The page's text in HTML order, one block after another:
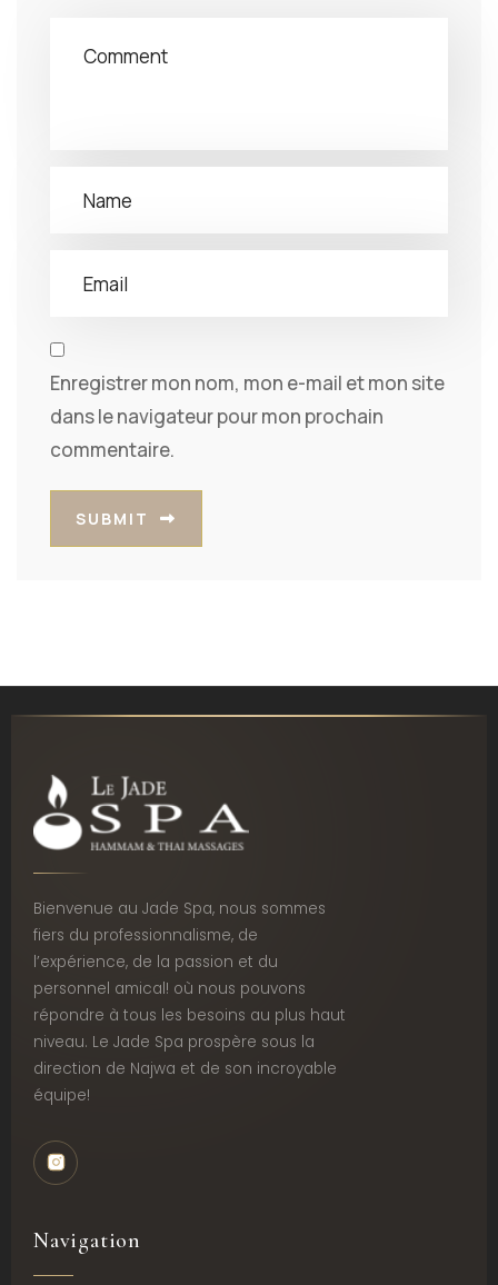
Enregistrer mon nom, mon e-mail et mon site
dans le navigateur pour mon prochain
commentaire.
SUBMIT
Bienvenue au Jade Spa, nous sommes
fiers du professionnalisme, de
l’expérience, de la passion et du
personnel amical! où nous pouvons
répondre à tous les besoins au plus haut
niveau. Le Jade Spa prospère sous la
direction de Najwa et de son incroyable
équipe!
Navigation